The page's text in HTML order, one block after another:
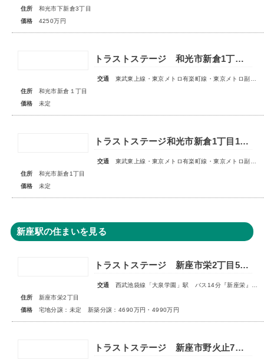
住所
和光市下新倉3丁目
価格
4250万円
トラストステージ 和光市新倉1丁目17期 全5区画■第1期分譲 販売予告■
交通
東武東上線・東京メトロ有楽町線・東京メトロ副都心線「和光市」駅 徒歩14～15分
住所
和光市新倉１丁目
価格
未定
トラストステージ和光市新倉1丁目16期 全11区画◇販売予告◇
交通
東武東上線・東京メトロ有楽町線・東京メトロ副都心線「和光市」駅 徒歩14～15分
住所
和光市新倉1丁目
価格
未定
新座駅の住まいを見る
トラストステージ 新座市栄2丁目5期 全9区画 宅地分譲：◇販売予告◇新築分譲：◆販売開始◆
交通
西武池袋線「大泉学園」駅 バス14分『新座栄』停歩5～6分
住所
新座市栄2丁目
価格
宅地分譲：未定 新築分譲：4690万円・4990万円
トラストステージ 新座市野火止7丁目51期 全26区画◆第1期分譲3次販売 宅地分譲 販売予告◆◆第2期分譲1次販売 新築分譲住宅 販売開始◆